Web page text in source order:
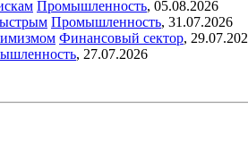
Промышленность, 05.08.2026
Промышленность, 31.07.2026
Финансовый сектор,
, 27.07.2026